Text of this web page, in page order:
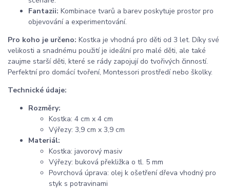
Fantazii: Kombinace tvarů a barev poskytuje prostor pro
objevování a experimentování.
Pro koho je určeno: Kostka je vhodná pro děti od 3 let. Díky své
velikosti a snadnému použití je ideální pro malé děti, ale také
zaujme starší děti, které se rády zapojují do tvořivých činností.
Perfektní pro domácí tvoření, Montessori prostředí nebo školky.
Technické údaje:
Rozměry:
Kostka: 4 cm x 4 cm
Výřezy: 3,9 cm x 3,9 cm
Materiál:
Kostka: javorový masiv
Výřezy: buková překližka o tl. 5 mm
Povrchová úprava: olej k ošetření dřeva vhodný pro
styk s potravinami